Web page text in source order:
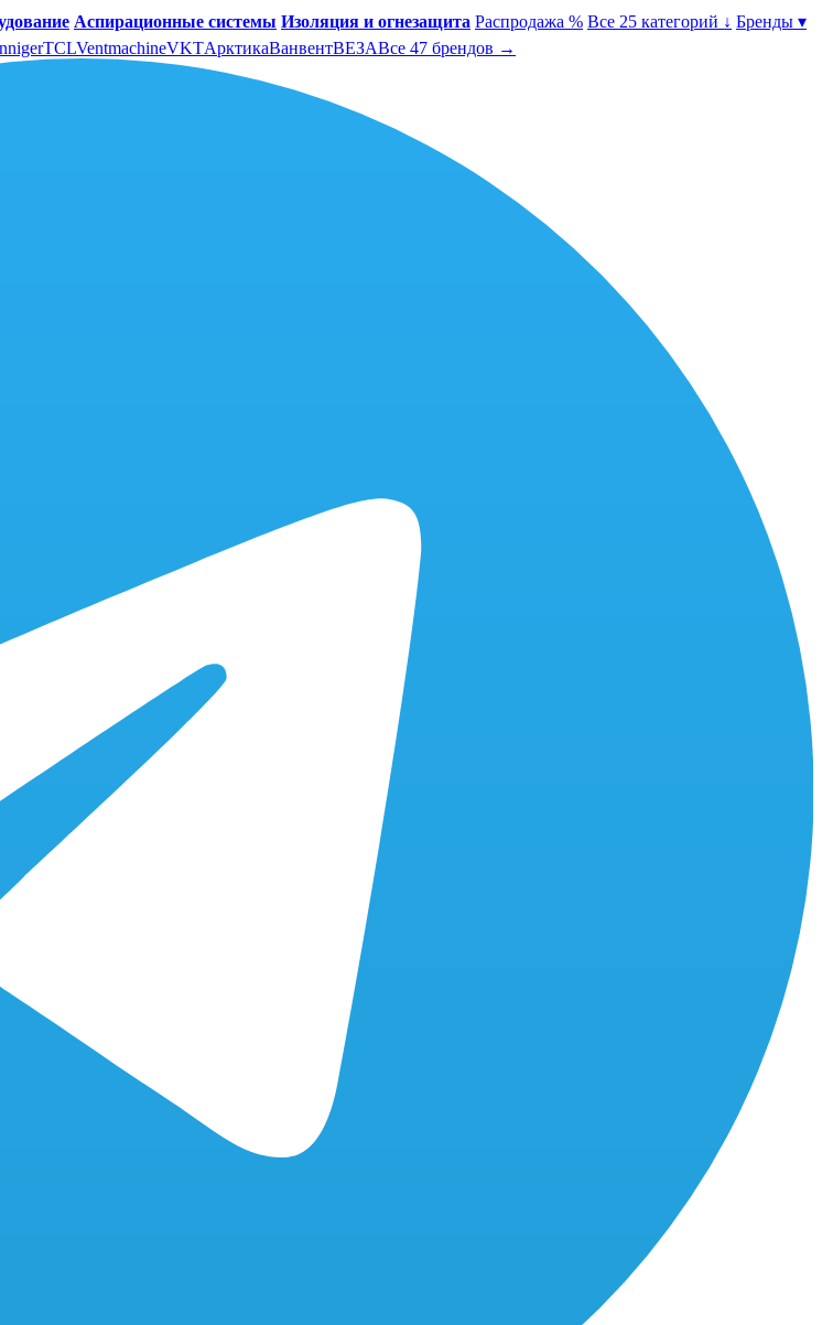
Аспирационные системы Изоляция и огнезащита Распродажа % Все 25 категорий ↓ Бренды ▾
TCLVentmachineVKTАрктикаВанвентВЕЗАВсе 47 брендов →